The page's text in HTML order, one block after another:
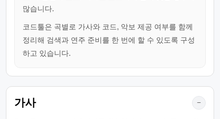
많습니다.
코드툴은 곡별로 가사와 코드, 악보 제공 여부를 함께
정리해 검색과 연주 준비를 한 번에 할 수 있도록 구성
하고 있습니다.
가사 −